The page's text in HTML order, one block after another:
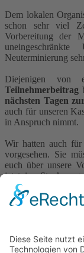
Dem lokalen
schon sehr viel
Vorbereitung der
Neuterminierung
Diejenigen von
Teilnehmerbeitrag
nächsten Tagen
auch für unseren
in Anspruch nimmt.
Wir hatten auch für
vorgesehen. Sie
euch über unsere
jetzt ins Stocken
Ideen und
Zum Schluss das
gut trainiert und
Lebens 2021 im